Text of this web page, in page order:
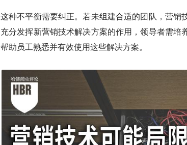
这种不平衡需要纠正。若未组建合适的团队，营
充分发挥新营销技术解决方案的作用，领导者需
帮助员工熟悉并有效使用这些解决方案。